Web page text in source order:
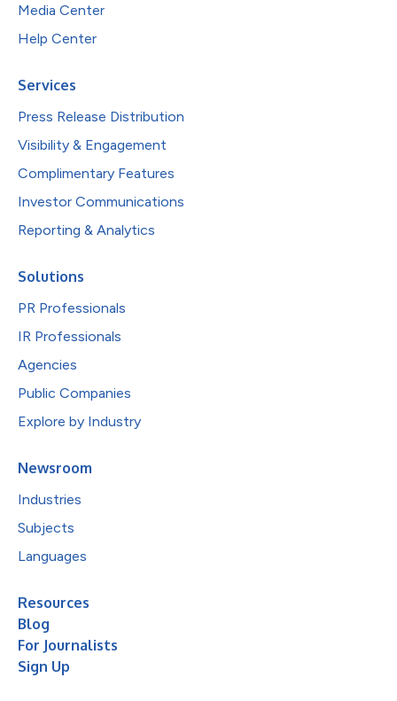
Media Center
Help Center
Services
Press Release Distribution
Visibility & Engagement
Complimentary Features
Investor Communications
Reporting & Analytics
Solutions
PR Professionals
IR Professionals
Agencies
Public Companies
Explore by Industry
Newsroom
Industries
Subjects
Languages
Resources
Blog
For Journalists
Sign Up